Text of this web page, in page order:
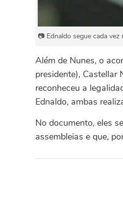
📷 Ednaldo segue cada
Além de Nunes, o
presidente), Castellar
reconheceu a
Ednaldo, ambas
No documento, eles
assembleias e que,